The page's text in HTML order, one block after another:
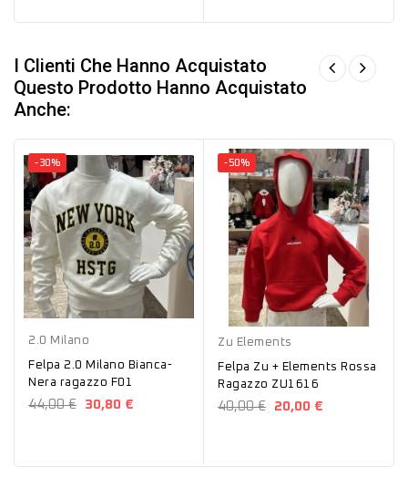
I Clienti Che Hanno Acquistato
Questo Prodotto Hanno Acquistato
Anche:
Bianco
Nero
-30%
2.0 Milano
Felpa 2.0 Milano Bianca-
Nera ragazzo F01
44,00 € 30,80 €
Rosso
-50%
Zu Elements
Felpa Zu + Elements Rossa
Ragazzo ZU1616
40,00 € 20,00 €